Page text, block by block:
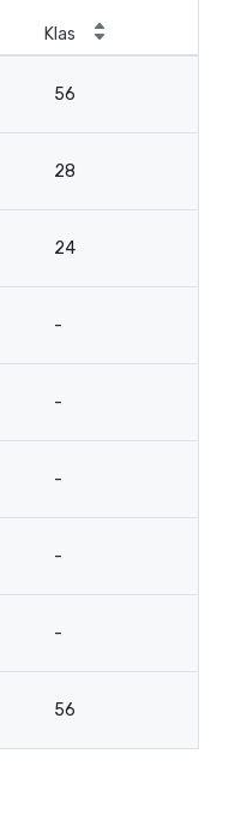
Klas
56
28
24
-
-
-
-
-
56